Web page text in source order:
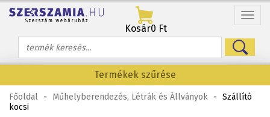
Menü
Kosár0 Ft
Termékek szűrése
Főoldal - Műhelyberendezés, Létrák és Állványok - Szállító
kocsi